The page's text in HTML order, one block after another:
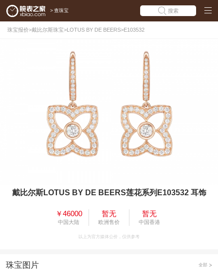
> 查珠宝 搜索
珠宝报价>戴比尔斯珠宝>LOTUS BY DE BEERS>E103532
戴比尔斯LOTUS BY DE BEERS莲花系列E103532 耳饰
￥46000
中国大陆
暂无
欧洲售价
暂无
中国香港
以上为官方媒体公价，仅供参考
珠宝图片 全部